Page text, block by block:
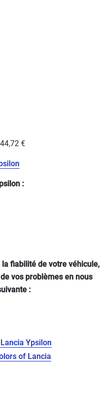
€
:
fiabilité de votre véhicule,
vos problèmes en nous
:
Ypsilon
of Lancia